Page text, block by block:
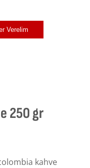
Verelim
250 gr
kahve